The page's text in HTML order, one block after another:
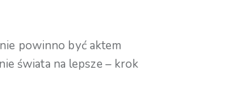
powinno być aktem
świata na lepsze – krok